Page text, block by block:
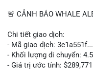
#vlikevn #titanbot
📰 Nguồn: Cointelegraph
🚨 CẢNH BÁO WHALE
Chi tiết giao dịch:
- Mã giao dịch:
- Khối lượng di chuyển:
- Giá trị ước tính: